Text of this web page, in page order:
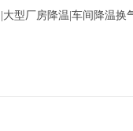
型厂房降温|车间降温换